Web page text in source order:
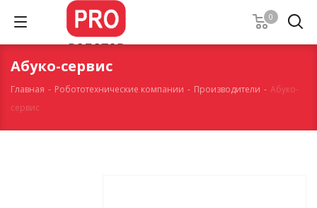
0
Абуко-сервис
Главная - Робототехнические компании - Производители - Абуко-
сервис